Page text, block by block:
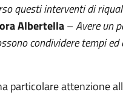
questi interventi di
Albertella–Avere un
condividere tempi
particolare attenzione